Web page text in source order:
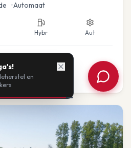
•Automaat
Hybr Aut
BTW
en